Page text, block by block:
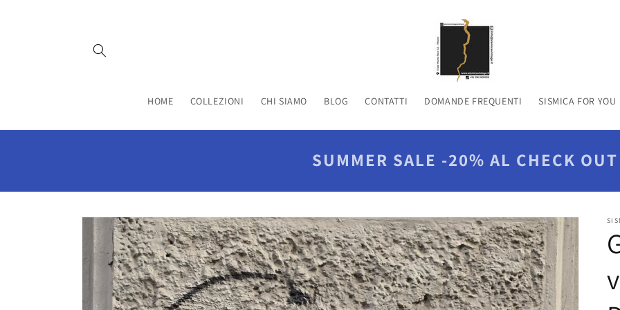
HOME COLLEZIONI CHI SIAMO BLOG CONTATTI DOMANDE FREQUENTI SISMICA FOR YOU
SUMMER SALE -20% AL CHECK OUT
Passa alle
informazioni
sul prodotto